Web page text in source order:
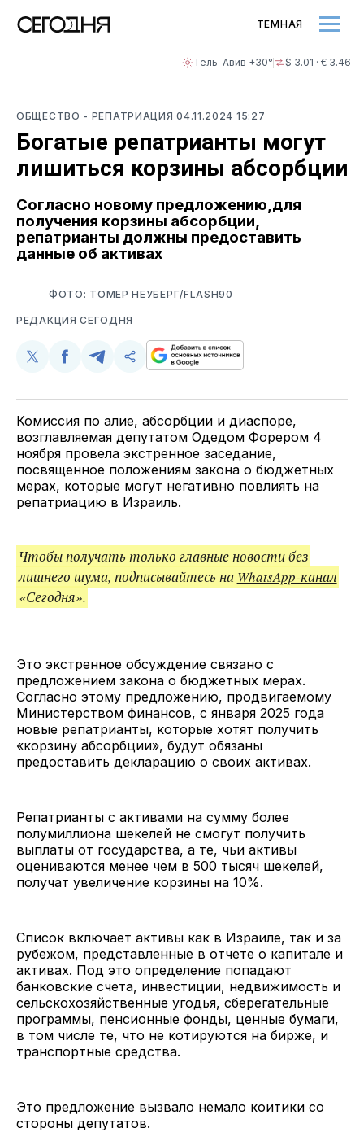
Тель-Авив +30° $ 3.01 · € 3.46
ТЕМНАЯ
ОБЩЕСТВО - РЕПАТРИАЦИЯ04.11.2024 15:27
Богатые репатрианты могут
лишиться корзины абсорбции
Согласно новому предложению,для
получения корзины абсорбции,
репатрианты должны предоставить
данные об активах
ФОТО: ТОМЕР НЕУБЕРГ/FLASH90
РЕДАКЦИЯ СЕГОДНЯ
Поделиться
Twitter
Поделиться
Facebook
Поделиться
Telegram
Скопируйте
поделитесь
ссылкой
Комиссия по алие, абсорбции и диаспоре,
возглавляемая депутатом Одедом Форером 4
ноября провела экстренное заседание,
посвященное положениям закона о бюджетных
мерах, которые могут негативно повлиять на
репатриацию в Израиль.
Чтобы получать только главные новости без
лишнего шума, подписывайтесь на WhatsApp-канал
«Сегодня».
Это экстренное обсуждение связано с
предложением закона о бюджетных мерах.
Согласно этому предложению, продвигаемому
Министерством финансов, с января 2025 года
новые репатрианты, которые хотят получить
«корзину абсорбции», будут обязаны
предоставить декларацию о своих активах.
Репатрианты с активами на сумму более
полумиллиона шекелей не смогут получить
выплаты от государства, а те, чьи активы
оцениваются менее чем в 500 тысяч шекелей,
получат увеличение корзины на 10%.
Список включает активы как в Израиле, так и за
рубежом, представленные в отчете о капитале и
активах. Под это определение попадают
банковские счета, инвестиции, недвижимость и
сельскохозяйственные угодья, сберегательные
программы, пенсионные фонды, ценные бумаги,
в том числе те, что не котируются на бирже, и
транспортные средства.
Это предложение вызвало немало коитики со
стороны депутатов.